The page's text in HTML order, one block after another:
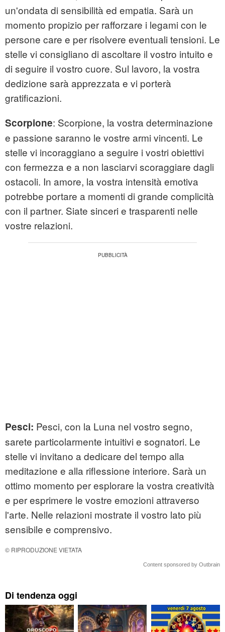
un'ondata di sensibilità ed empatia. Sarà un
momento propizio per rafforzare i legami con le
persone care e per risolvere eventuali tensioni. Le
stelle vi consigliano di ascoltare il vostro intuito e
di seguire il vostro cuore. Sul lavoro, la vostra
dedizione sarà apprezzata e vi porterà
gratificazioni.
Scorpione: Scorpione, la vostra determinazione
e passione saranno le vostre armi vincenti. Le
stelle vi incoraggiano a seguire i vostri obiettivi
con fermezza e a non lasciarvi scoraggiare dagli
ostacoli. In amore, la vostra intensità emotiva
potrebbe portare a momenti di grande complicità
con il partner. Siate sinceri e trasparenti nelle
vostre relazioni.
Pesci: Pesci, con la Luna nel vostro segno,
sarete particolarmente intuitivi e sognatori. Le
stelle vi invitano a dedicare del tempo alla
meditazione e alla riflessione interiore. Sarà un
ottimo momento per esplorare la vostra creatività
e per esprimere le vostre emozioni attraverso
l'arte. Nelle relazioni mostrate il vostro lato più
sensibile e comprensivo.
© RIPRODUZIONE VIETATA
Content sponsored by Outbrain
Di tendenza oggi